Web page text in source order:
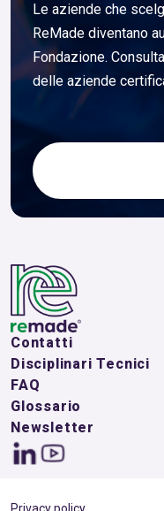
Le aziende che
ReMade diventano
Fondazione.
delle aziende
Contatti
Disciplinari Tecnici
FAQ
Glossario
Newsletter